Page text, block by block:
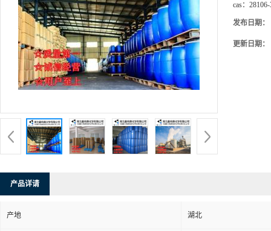
cas：
发布日期：
更新日期：
产品详请
产地 湖北